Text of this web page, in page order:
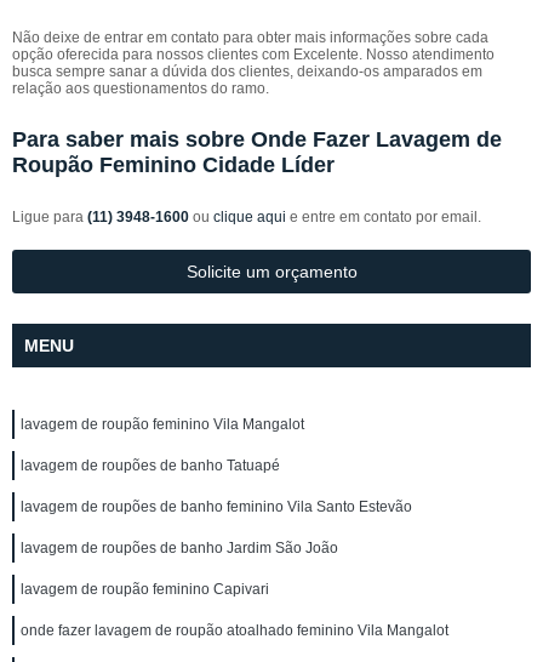
Não deixe de entrar em contato para obter mais informações sobre cada
opção oferecida para nossos clientes com Excelente. Nosso atendimento
busca sempre sanar a dúvida dos clientes, deixando-os amparados em
relação aos questionamentos do ramo.
Para saber mais sobre Onde Fazer Lavagem de
Roupão Feminino Cidade Líder
Ligue para (11) 3948-1600 ou clique aqui e entre em contato por email.
Solicite um orçamento
MENU
lavagem de roupão feminino Vila Mangalot
lavagem de roupões de banho Tatuapé
lavagem de roupões de banho feminino Vila Santo Estevão
lavagem de roupões de banho Jardim São João
lavagem de roupão feminino Capivari
onde fazer lavagem de roupão atoalhado feminino Vila Mangalot